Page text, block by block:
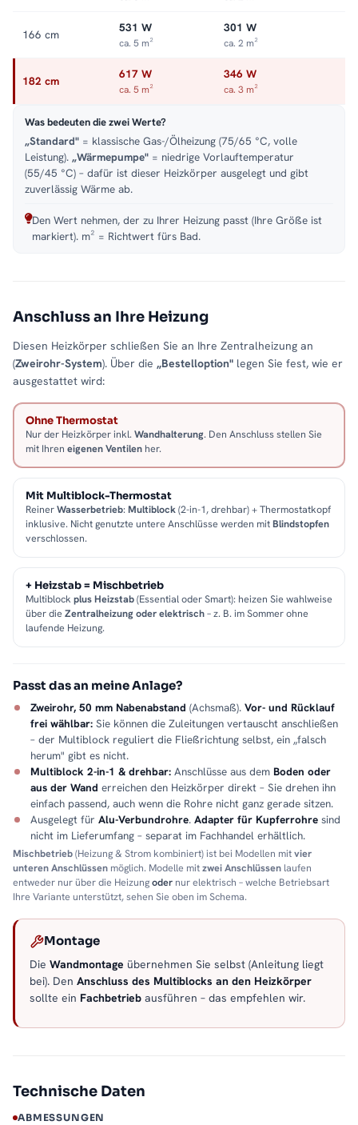
166 cm 531 W
ca. 5 m²
301 W
ca. 2 m²
182 cm 617 W
ca. 5 m²
346 W
ca. 3 m²
Was bedeuten die zwei Werte?
„Standard" = klassische Gas-/Ölheizung (75/65 °C, volle
Leistung). „Wärmepumpe" = niedrige Vorlauftemperatur
(55/45 °C) – dafür ist dieser Heizkörper ausgelegt und gibt
zuverlässig Wärme ab.
Den Wert nehmen, der zu Ihrer Heizung passt (Ihre Größe ist
markiert). m² = Richtwert fürs Bad.
Anschluss an Ihre Heizung
Diesen Heizkörper schließen Sie an Ihre Zentralheizung an
(Zweirohr-System). Über die „Bestelloption" legen Sie fest, wie er
ausgestattet wird:
Ohne Thermostat
Nur der Heizkörper inkl. Wandhalterung. Den Anschluss stellen Sie
mit Ihren eigenen Ventilen her.
Mit Multiblock-Thermostat
ReinerWasserbetrieb: Multiblock(2-in-1, drehbar) + Thermostatkopf
inklusive. Nicht genutzte untere Anschlüsse werden mitBlindstopfen
verschlossen.
+ Heizstab = Mischbetrieb
Multiblock plus Heizstab(Essential oder Smart): heizen Sie wahlweise
über die Zentralheizung oder elektrisch– z. B. im Sommer ohne
laufende Heizung.
Passt das an meine Anlage?
Zweirohr, 50 mm Nabenabstand (Achsmaß). Vor- und Rücklauf
frei wählbar: Sie können die Zuleitungen vertauscht anschließen
– der Multiblock reguliert die Fließrichtung selbst, ein „falsch
herum" gibt es nicht.
Multiblock 2-in-1 & drehbar: Anschlüsse aus dem Boden oder
aus der Wand erreichen den Heizkörper direkt – Sie drehen ihn
einfach passend, auch wenn die Rohre nicht ganz gerade sitzen.
Ausgelegt für Alu-Verbundrohre. Adapter für Kupferrohre sind
nicht im Lieferumfang – separat im Fachhandel erhältlich.
Mischbetrieb(Heizung & Strom kombiniert) ist bei Modellen mitvier
unteren Anschlüssen möglich. Modelle mitzwei Anschlüssen laufen
entweder nur über die Heizungoder nur elektrisch – welche Betriebsart
Ihre Variante unterstützt, sehen Sie oben im Schema.
Montage
Die Wandmontage übernehmen Sie selbst (Anleitung liegt
bei). Den Anschluss des Multiblocks an den Heizkörper
sollte ein Fachbetrieb ausführen – das empfehlen wir.
Technische Daten
ABMESSUNGEN